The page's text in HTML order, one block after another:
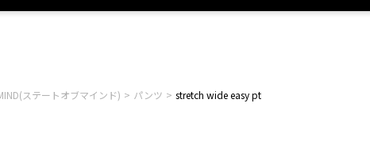
ステートオブマインド) パンツ stretch wide easy pt